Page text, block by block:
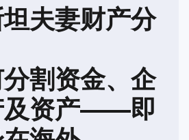
夫妻财产分
割资金、企
及资产——即